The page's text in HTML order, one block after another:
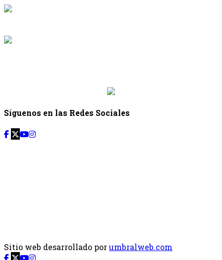
Síguenos en las Redes Sociales
Sitio web desarrollado porumbralweb.com